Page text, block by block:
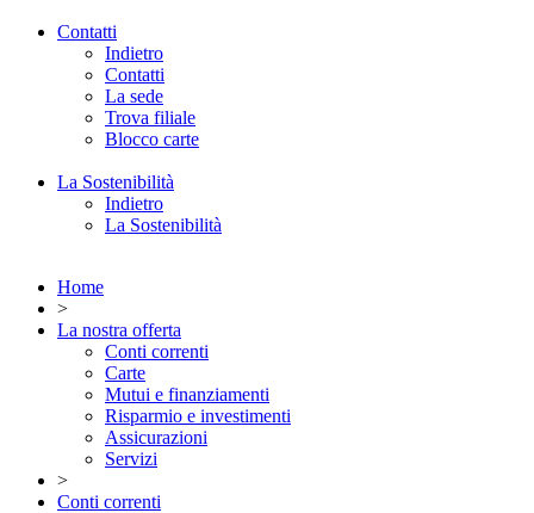
Contatti
Indietro
Contatti
La sede
Trova filiale
Blocco carte
La Sostenibilità
Indietro
La Sostenibilità
Home
>
La nostra offerta
Conti correnti
Carte
Mutui e finanziamenti
Risparmio e investimenti
Assicurazioni
Servizi
>
Conti correnti